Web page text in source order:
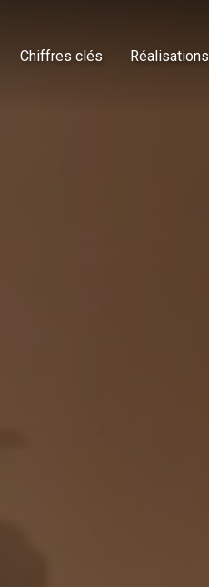
Chiffres clés Réalisations